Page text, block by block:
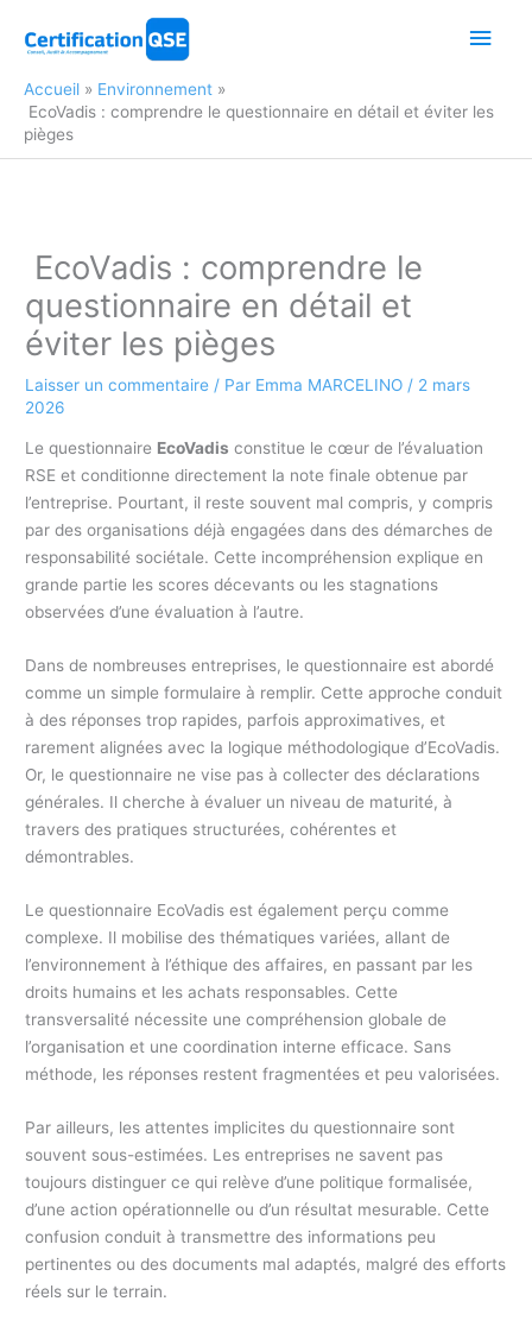
Accueil
Environnement
EcoVadis : comprendre le questionnaire en détail et éviter les
pièges
EcoVadis : comprendre le
questionnaire en détail et
éviter les pièges
Laisser un commentaire / Par Emma MARCELINO / 2 mars
2026
Le questionnaire EcoVadis constitue le cœur de l’évaluation
RSE et conditionne directement la note finale obtenue par
l’entreprise. Pourtant, il reste souvent mal compris, y compris
par des organisations déjà engagées dans des démarches de
responsabilité sociétale. Cette incompréhension explique en
grande partie les scores décevants ou les stagnations
observées d’une évaluation à l’autre.
Dans de nombreuses entreprises, le questionnaire est abordé
comme un simple formulaire à remplir. Cette approche conduit
à des réponses trop rapides, parfois approximatives, et
rarement alignées avec la logique méthodologique d’EcoVadis.
Or, le questionnaire ne vise pas à collecter des déclarations
générales. Il cherche à évaluer un niveau de maturité, à
travers des pratiques structurées, cohérentes et
démontrables.
Le questionnaire EcoVadis est également perçu comme
complexe. Il mobilise des thématiques variées, allant de
l’environnement à l’éthique des affaires, en passant par les
droits humains et les achats responsables. Cette
transversalité nécessite une compréhension globale de
l’organisation et une coordination interne efficace. Sans
méthode, les réponses restent fragmentées et peu valorisées.
Par ailleurs, les attentes implicites du questionnaire sont
souvent sous-estimées. Les entreprises ne savent pas
toujours distinguer ce qui relève d’une politique formalisée,
d’une action opérationnelle ou d’un résultat mesurable. Cette
confusion conduit à transmettre des informations peu
pertinentes ou des documents mal adaptés, malgré des efforts
réels sur le terrain.